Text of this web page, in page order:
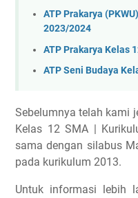
ATP Prakarya
2023/2024
ATP Prakarya Kelas
ATP Seni Budaya
Sebelumnya telah kami
Kelas 12 SMA |
sama dengan silabus
pada kurikulum 2013.
Untuk informasi lebih